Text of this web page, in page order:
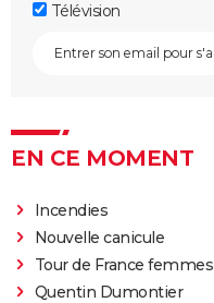
Télévision
EN CE MOMENT
Incendies
Nouvelle canicule
Tour de France femmes
Quentin Dumontier